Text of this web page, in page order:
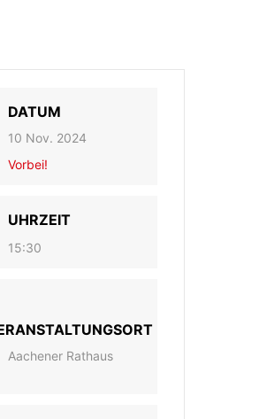
DATUM
10 Nov. 2024
Vorbei!
UHRZEIT
15:30
Aachener Rathaus